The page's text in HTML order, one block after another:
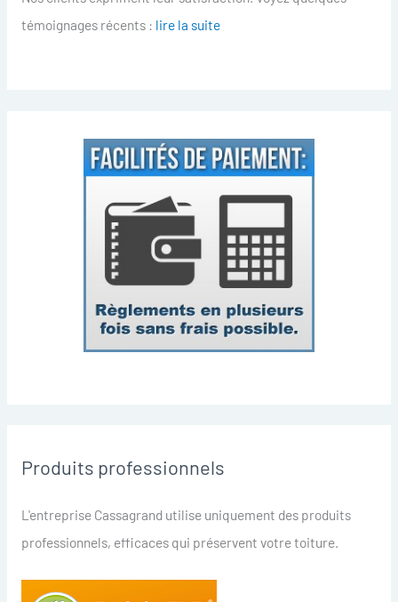
témoignages récents : lire la suite
Produits professionnels
L'entreprise Cassagrand utilise uniquement des produits
professionnels, efficaces qui préservent votre toiture.